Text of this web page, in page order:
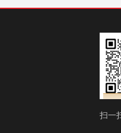
扫一